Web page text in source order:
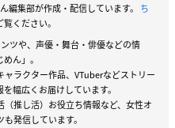
編集部が作成・配信しています。 ち
ください。
ツや、声優・舞台・俳優などの情
ん」。
ラクター作品、VTuberなどストリー
幅広くお届けしています。
推し活）お役立ち情報など、女性オ
発信しています。